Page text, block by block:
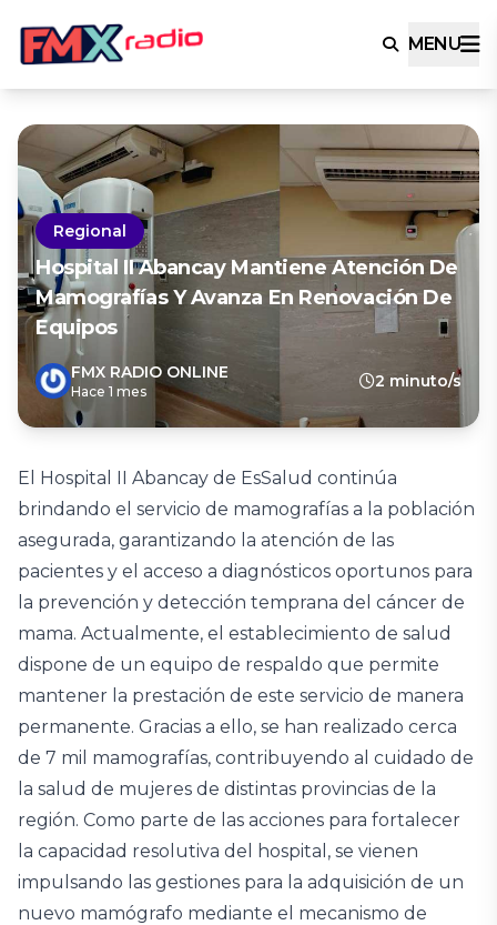
MENU
Regional
Hospital II Abancay Mantiene Atención De
Mamografías Y Avanza En Renovación De
Equipos
FMX RADIO ONLINE
Hace 1 mes
2 minuto/s
El Hospital II Abancay de EsSalud continúa
brindando el servicio de mamografías a la población
asegurada, garantizando la atención de las
pacientes y el acceso a diagnósticos oportunos para
la prevención y detección temprana del cáncer de
mama. Actualmente, el establecimiento de salud
dispone de un equipo de respaldo que permite
mantener la prestación de este servicio de manera
permanente. Gracias a ello, se han realizado cerca
de 7 mil mamografías, contribuyendo al cuidado de
la salud de mujeres de distintas provincias de la
región. Como parte de las acciones para fortalecer
la capacidad resolutiva del hospital, se vienen
impulsando las gestiones para la adquisición de un
nuevo mamógrafo mediante el mecanismo de